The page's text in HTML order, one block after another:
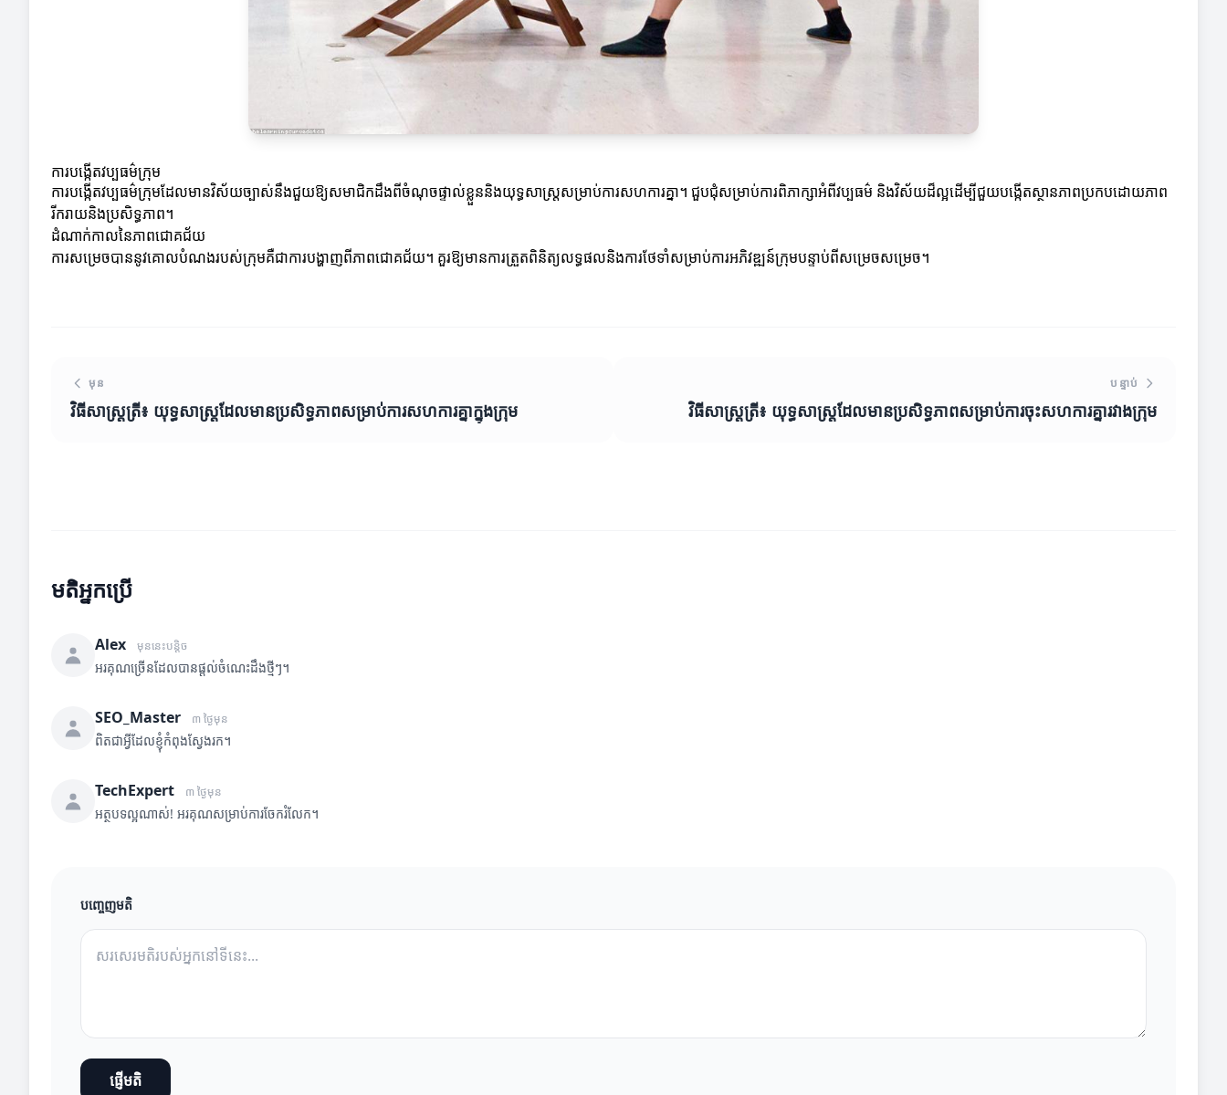
ការបង្កើតវប្បធម៌ក្រុម
ការបង្កើតវប្បធម៌ក្រុមដែលមានវិស័យច្បាស់នឹងជួយឱ្យសមាជិកដឹងពីចំណុចផ្ទាល់ខ្លួននិងយុទ្ធសាស្រ្តសម្រាប់ការសហការគ្នា។ ជួបជុំសម្រាប់ការពិភាក្សាអំពីវប្បធម៌ និងវិស័យដ៏ល្អដើម្បីជួយបង្កើតស្ថានភាពប្រកបដោយភាព
រីករាយនិងប្រសិទ្ធភាព។
ដំណាក់កាលនៃភាពជោគជ័យ
ការសម្រេចបាននូវគោលបំណងរបស់ក្រុមគឺជាការបង្ហាញពីភាពជោគជ័យ។ គួរ​ឱ្យ​មានការត្រួតពិនិត្យលទ្ធផលនិងការថែទាំសម្រាប់ការអភិវឌ្ឍន៍ក្រុមបន្ទាប់ពីសម្រេចសម្រេច។
មុន
វិធីសាស្ត្រត្រី៖ យុទ្ធសាស្ត្រដែលមានប្រសិទ្ធភាពសម្រាប់ការសហការគ្នាក្នុងក្រុម
បន្ទាប់
វិធីសាស្ត្រត្រី៖ យុទ្ធសាស្ត្រដែលមានប្រសិទ្ធភាពសម្រាប់ការចុះសហការគ្នារវាងក្រុម
មតិអ្នកប្រើ
Alex មុននេះបន្តិច
អរគុណច្រើនដែលបានផ្តល់ចំណេះដឹងថ្មីៗ។
SEO_Master ៣ ថ្ងៃមុន
ពិតជាអ្វីដែលខ្ញុំកំពុងស្វែងរក។
TechExpert ៣ ថ្ងៃមុន
អត្ថបទល្អណាស់! អរគុណសម្រាប់ការចែករំលែក។
បញ្ចេញមតិ
ផ្ញើមតិ